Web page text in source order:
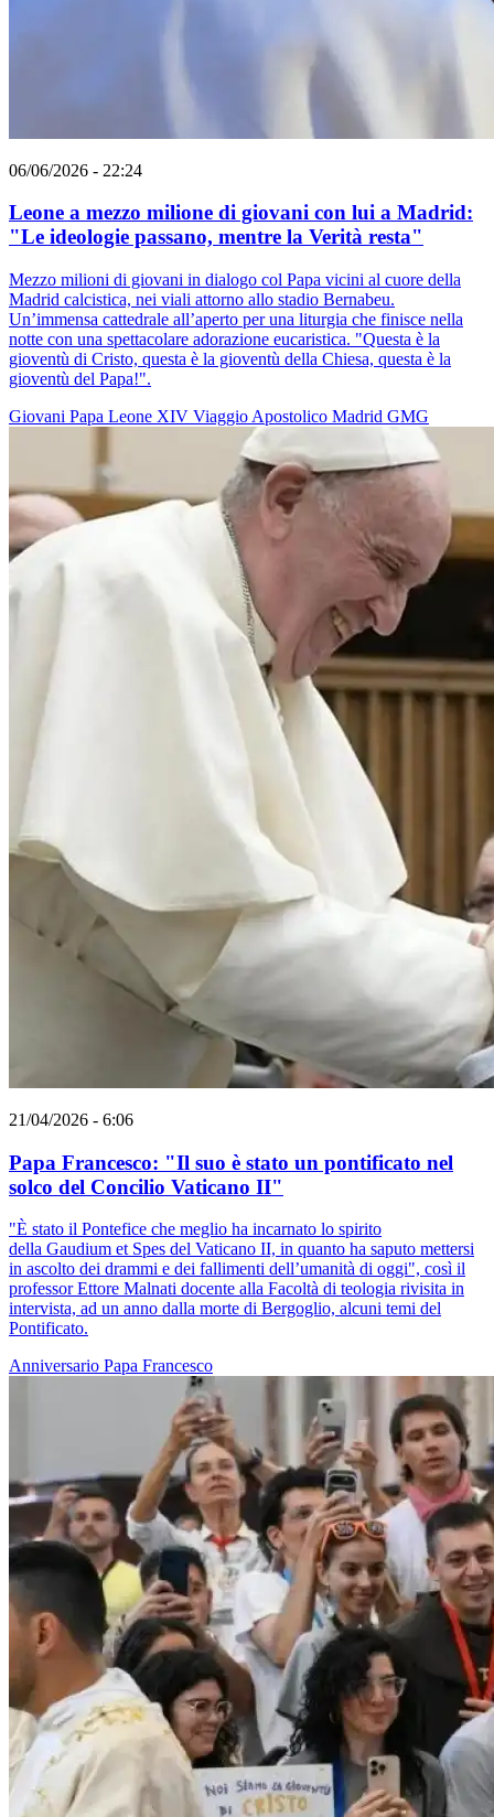
06/06/2026 - 22:24
Leone a mezzo milione di giovani con lui a Madrid:
"Le ideologie passano, mentre la Verità resta"
Mezzo milioni di giovani in dialogo col Papa vicini al cuore della
Madrid calcistica, nei viali attorno allo stadio Bernabeu.
Un’immensa cattedrale all’aperto per una liturgia che finisce nella
notte con una spettacolare adorazione eucaristica. "Questa è la
gioventù di Cristo, questa è la gioventù della Chiesa, questa è la
gioventù del Papa!".
Giovani Papa Leone XIV Viaggio Apostolico Madrid GMG
21/04/2026 - 6:06
Papa Francesco: "Il suo è stato un pontificato nel
solco del Concilio Vaticano II"
"È stato il Pontefice che meglio ha incarnato lo spirito
della Gaudium et Spes del Vaticano II, in quanto ha saputo mettersi
in ascolto dei drammi e dei fallimenti dell’umanità di oggi", così il
professor Ettore Malnati docente alla Facoltà di teologia rivisita in
intervista, ad un anno dalla morte di Bergoglio, alcuni temi del
Pontificato.
Anniversario Papa Francesco